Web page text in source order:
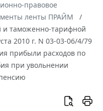
правовое
ленты ПРАЙМ
и таможенно-тарифной
2010 г. N 03-03-06/4/79
прибыли расходов по
при увольнении